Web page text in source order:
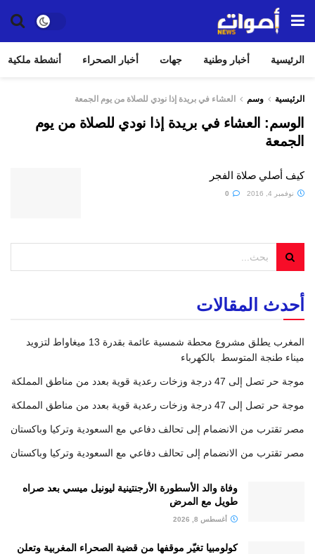
الرئيسية أخبار وطنية جهات أخبار الصحراء أنشطة ملكية
الرئيسية وسم العشاء في بريدة إذا نودي للصلاة من يوم الجمعة
الوسم: العشاء في بريدة إذا نودي للصلاة من يوم
الجمعة
كيف أصلي صلاة الفجر
نوفمبر 4, 2016
أحدث المقالات
المغرب يطلق مشروع محطة شمسية عائمة بقدرة 13 ميغاواط لتزويد
ميناء طنجة المتوسط بالكهرباء
موجة حر تصل إلى 47 درجة وزخات رعدية قوية بعدد من مناطق المملكة
موجة حر تصل إلى 47 درجة وزخات رعدية قوية بعدد من مناطق المملكة
مصر تقترب من الانضمام إلى تحالف دفاعي مع السعودية وتركيا وباكستان
مصر تقترب من الانضمام إلى تحالف دفاعي مع السعودية وتركيا وباكستان
وفاة والد الأسطورة الأرجنتينية ليونيل ميسي بعد صراه
طويل مع المرض
أغسطس 8, 2026
كولومبيا تغيّر موقفها من قضية الصحراء المغربية وتعلن